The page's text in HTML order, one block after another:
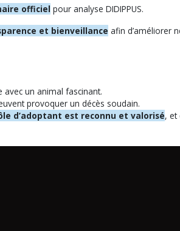
officiel pour analyse DIDIPPUS.
et bienveillance afin d’améliorer
avec un animal fascinant.
provoquer un décès soudain.
d’adoptant est reconnu et valorisé, et